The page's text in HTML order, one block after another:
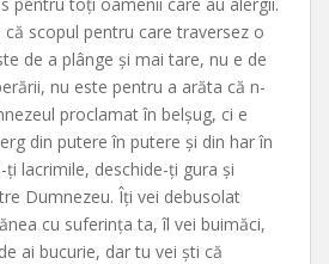
scopul pentru care traversez o
de a plânge și mai tare, nu e de
nu este pentru a arăta că n-
proclamat în belșug, ci e
din putere în putere și din har în
ți lacrimile, deschide-ți gura și
Dumnezeu. Îți vei debusolat
cu suferința ta, îl vei buimăci,
ai bucurie, dar tu vei ști că